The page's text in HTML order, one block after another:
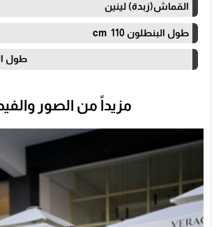
القماش(زبدة) لينين
طول البنطلون 110 cm
طول القميص من115-130
مزيداً من الصور